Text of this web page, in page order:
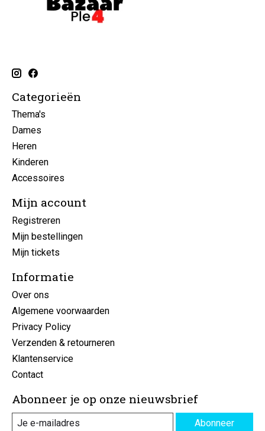
Categorieën
Thema's
Dames
Heren
Kinderen
Accessoires
Mijn account
Registreren
Mijn bestellingen
Mijn tickets
Informatie
Over ons
Algemene voorwaarden
Privacy Policy
Verzenden & retourneren
Klantenservice
Contact
Abonneer je op onze nieuwsbrief
Abonneer